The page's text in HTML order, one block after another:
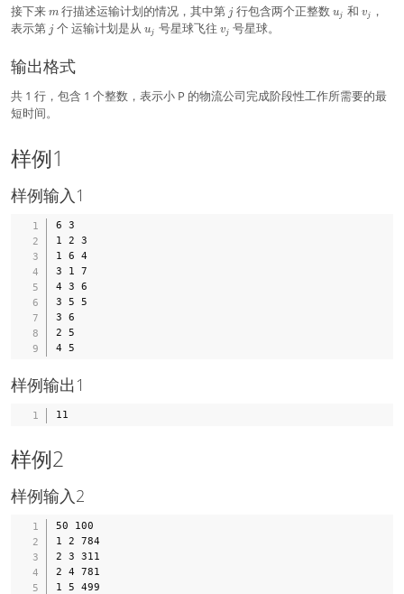
i
接下来m
m 行描述运输计划的情况，其中第 jj 行包含两个正整数 u
uj 和 v
_
vj
，
表示第 jj 个 运输计划是从 u
uj 号星球飞往 v
_
vj 号星球。
输出格式
共 1 行，包含 1 个整数，表示小 P 的物流公司完成阶段性工作所需要的最
短时间。
样例1
样例输入1
6 3
1 2 3
1 6 4
3 1 7
4 3 6
3 5 5
3 6
2 5
样例输出1
样例2
样例输入2
50 100
1 2 784
2 3 311
2 4 781
1 5 499